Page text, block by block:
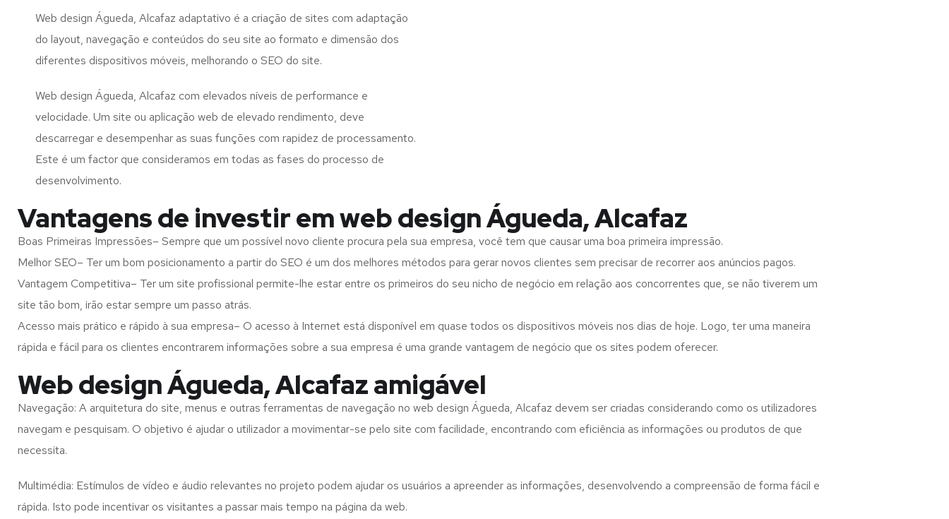
Web design Águeda, Alcafaz adaptativo é a criação de sites com adaptação
do layout, navegação e conteúdos do seu site ao formato e dimensão dos
diferentes dispositivos móveis, melhorando o SEO do site.
Web design Águeda, Alcafaz com elevados níveis de performance e
velocidade. Um site ou aplicação web de elevado rendimento, deve
descarregar e desempenhar as suas funções com rapidez de processamento.
Este é um factor que consideramos em todas as fases do processo de
desenvolvimento.
Vantagens de investir em web design Águeda, Alcafaz
Boas Primeiras Impressões– Sempre que um possível novo cliente procura pela sua empresa, você tem que causar uma boa primeira impressão.
Melhor SEO– Ter um bom posicionamento a partir do SEO é um dos melhores métodos para gerar novos clientes sem precisar de recorrer aos anúncios pagos.
Vantagem Competitiva– Ter um site profissional permite-lhe estar entre os primeiros do seu nicho de negócio em relação aos concorrentes que, se não tiverem um
site tão bom, irão estar sempre um passo atrás.
Acesso mais prático e rápido à sua empresa– O acesso à Internet está disponível em quase todos os dispositivos móveis nos dias de hoje. Logo, ter uma maneira
rápida e fácil para os clientes encontrarem informações sobre a sua empresa é uma grande vantagem de negócio que os sites podem oferecer.
Web design Águeda, Alcafaz amigável
Navegação: A arquitetura do site, menus e outras ferramentas de navegação no web design Águeda, Alcafaz devem ser criadas considerando como os utilizadores
navegam e pesquisam. O objetivo é ajudar o utilizador a movimentar-se pelo site com facilidade, encontrando com eficiência as informações ou produtos de que
necessita.
Multimédia: Estímulos de vídeo e áudio relevantes no projeto podem ajudar os usuários a apreender as informações, desenvolvendo a compreensão de forma fácil e
rápida. Isto pode incentivar os visitantes a passar mais tempo na página da web.